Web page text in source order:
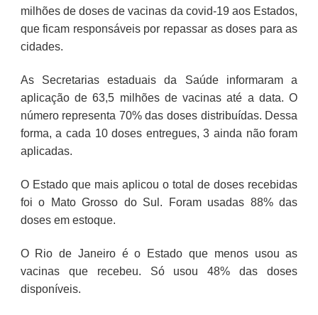
milhões de doses de vacinas da covid-19 aos Estados,
que ficam responsáveis por repassar as doses para as
cidades.
As Secretarias estaduais da Saúde informaram a
aplicação de 63,5 milhões de vacinas até a data. O
número representa 70% das doses distribuídas. Dessa
forma, a cada 10 doses entregues, 3 ainda não foram
aplicadas.
O Estado que mais aplicou o total de doses recebidas
foi o Mato Grosso do Sul. Foram usadas 88% das
doses em estoque.
O Rio de Janeiro é o Estado que menos usou as
vacinas que recebeu. Só usou 48% das doses
disponíveis.